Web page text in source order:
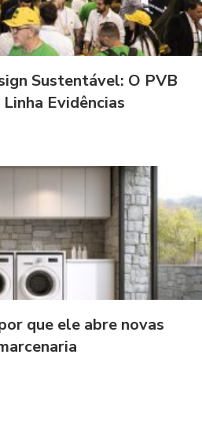
Sustentável: O PVB
Evidências
que ele abre novas